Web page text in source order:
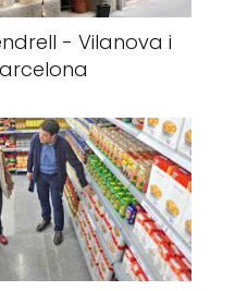
- Vilanova i